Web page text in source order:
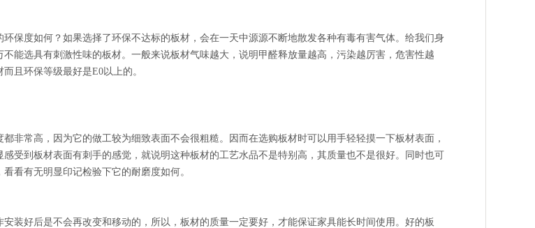
保度如何？如果选择了环保不达标的板材，会在一天中源源不断地散发各种有毒有害气体。给我们身
能选具有刺激性味的板材。一般来说板材气味越大，说明甲醛释放量越高，污染越厉害，危害性越
且环保等级最好是E0以上的。
非常高，因为它的做工较为细致表面不会很粗糙。因而在选购板材时可以用手轻轻摸一下板材表面，
受到板材表面有刺手的感觉，就说明这种板材的工艺水品不是特别高，其质量也不是很好。同时也可
看有无明显印记检验下它的耐磨度如何。
装好后是不会再改变和移动的，所以，板材的质量一定要好，才能保证家具能长时间使用。好的板